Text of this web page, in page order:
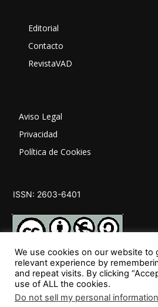
Editorial
Contacto
RevistaVAD
Aviso Legal
Privacidad
Política de Cookies
ISSN: 2603-6401
SÍGUENOS
We use cookies on our website to
relevant experience by
and repeat visits. By clicking
use of ALL the cookies.
Do not sell my personal information